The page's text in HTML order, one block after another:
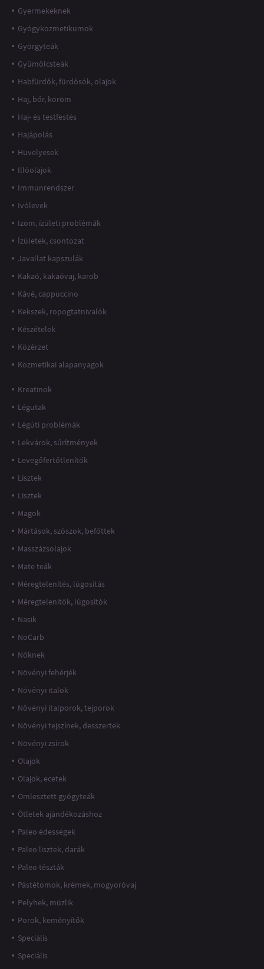
Gyermekeknek
Gyógykozmetikumok
Györgyteák
Gyümölcsteák
Habfürdők, fürdősók, olajok
Haj, bőr, köröm
Haj- és testfestés
Hajápolás
Hüvelyesek
Illóolajok
Immunrendszer
Ivólevek
Izom, ízületi problémák
Ízületek, csontozat
Javallat kapszulák
Kakaó, kakaóvaj, karob
Kávé, cappuccino
Kekszek, ropogtatnivalók
Készételek
Közérzet
Kozmetikai alapanyagok
Kreatinok
Légutak
Légúti problémák
Lekvárok, sűrítmények
Levegőfertőtlenítők
Lisztek
Lisztek
Magok
Mártások, szószok, befőttek
Masszázsolajok
Mate teák
Méregtelenítés, lúgosítás
Méregtelenítők, lúgosítók
Nasik
NoCarb
Nőknek
Növényi fehérjék
Növényi italok
Növényi italporok, tejporok
Növényi tejszínek, desszertek
Növényi zsírok
Olajok
Olajok, ecetek
Ömlesztett gyógyteák
Ötletek ajándékozáshoz
Paleo édességek
Paleo lisztek, darák
Paleo tészták
Pástétomok, krémek, mogyoróvaj
Pelyhek, müzlik
Porok, keményítők
Speciális
Speciális